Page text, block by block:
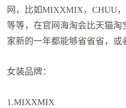
网，比如MIXXMIX，CHUU
等等，在官网海淘会比天猫淘
家新的一年都能够省省省，或
女装品牌：
1.MIXXMIX